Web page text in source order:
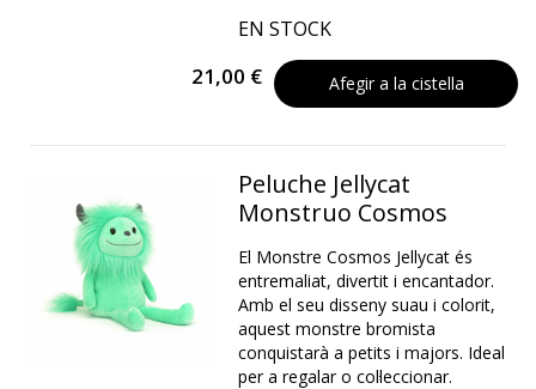
EN STOCK
21,00 € Afegir a la cistella
Peluche Jellycat
Monstruo Cosmos
El Monstre Cosmos Jellycat és
entremaliat, divertit i encantador.
Amb el seu disseny suau i colorit,
aquest monstre bromista
conquistarà a petits i majors. Ideal
per a regalar o col·leccionar.